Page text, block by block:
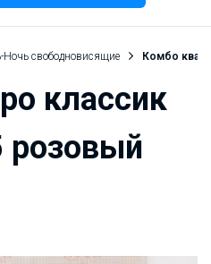
Ночь свободновисящие Комбо
классик
розовый